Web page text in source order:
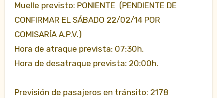
Muelle previsto: PONIENTE (PENDIENTE DE
CONFIRMAR EL SÁBADO 22/02/14 POR
COMISARÍA A.P.V.)
Hora de atraque prevista: 07:30h.
Hora de desatraque prevista: 20:00h.
Previsión de pasajeros en tránsito: 2178